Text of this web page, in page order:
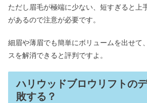
ただし眉毛が極端に少ない、短すぎると上
があるので注意が必要です。
細眉や薄眉でも簡単にボリュームを出せて
スを解消できると評判ですよ。
ハリウッドブロウリフトの
敗する？